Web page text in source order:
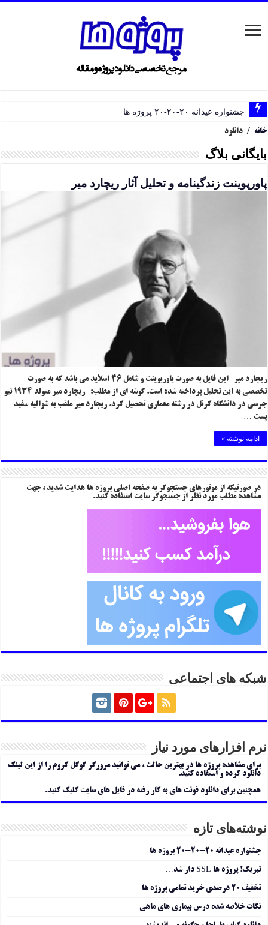
جشنواره عیدانه ۲۰-۲۰-۲۰ پروژه ها
خانه / دانلود
بایگانی بلاگ
پاورپوینت زندگینامه و تحلیل آثار ریچارد میر
ریچارد میر این فایل به صورت پاورپوینت و شامل ۴۶ اسلاید می باشد که به صورت
تخصصی به این تحلیل پرداخته شده است. گوشه ای از مطلب: ریچارد میر متولد ۱۹۳۴ نیو
جرسی در دانشگاه کرنل در رشته معماری تحصیل کرد. ریچارد میر ملقب به شوالیه سفید
پست …
ادامه نوشته »
در صورتیکه از موتورهای جستجوگر به صفحه اصلی پروژه ها هدایت شدید ، جهت
مشاهده مطلب مورد نظر از جستجوگر سایت استفاده کنید.
شبکه های اجتماعی
نرم افزارهای مورد نیاز
برای مشاهده پروژه ها در بهترین حالت ، می توانید مرورگر گوگل کروم را از این لینک
دانلود کرده و استفاده کنید.
همچنین برای دانلود فونت های به کار رفته در فایل های سایت کلیک کنید.
نوشته‌های تازه
جشنواره عیدانه ۲۰-۲۰-۲۰ پروژه ها
تبریک! پروژه ها SSL دار شد…
تخفیف ۲۰ درصدی خرید تمامی پروژه ها
نکات خلاصه شده درس بیماری های ماهی